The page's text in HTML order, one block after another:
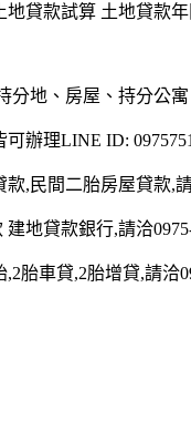
貸款試算 土地貸款
分地、房屋、持分公
辦理LINE ID:
,民間二胎房屋貸款,
地貸款銀行,請洽
胎車貸,2胎增貸,請洽